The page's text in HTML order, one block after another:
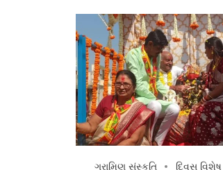
ગ્રામિણ સંસ્કૃતિ દિવસ વિશેષ